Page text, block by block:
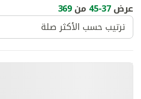
عرض37
-
45 من369
ترتيب حسب الأكثر صلة